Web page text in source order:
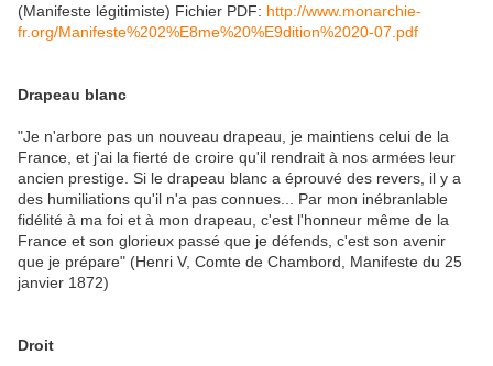
(Manifeste légitimiste) Fichier PDF: http://www.monarchie-
fr.org/Manifeste%202%E8me%20%E9dition%2020-07.pdf
Drapeau blanc
"Je n'arbore pas un nouveau drapeau, je maintiens celui de la
France, et j'ai la fierté de croire qu'il rendrait à nos armées leur
ancien prestige. Si le drapeau blanc a éprouvé des revers, il y a
des humiliations qu'il n'a pas connues... Par mon inébranlable
fidélité à ma foi et à mon drapeau, c'est l'honneur même de la
France et son glorieux passé que je défends, c'est son avenir
que je prépare" (Henri V, Comte de Chambord, Manifeste du 25
janvier 1872)
Droit